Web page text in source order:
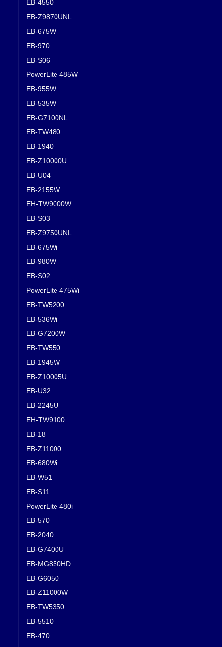
EB-4550
EB-Z9870UNL
EB-675W
EB-970
EB-S06
PowerLite 485W
EB-955W
EB-535W
EB-G7100NL
EB-TW480
EB-1940
EB-Z10000U
EB-U04
EB-2155W
EH-TW9000W
EB-S03
EB-Z9750UNL
EB-675Wi
EB-980W
EB-S02
PowerLite 475Wi
EB-TW5200
EB-536Wi
EB-G7200W
EB-TW550
EB-1945W
EB-Z10005U
EB-U32
EB-2245U
EH-TW9100
EB-18
EB-Z11000
EB-680Wi
EB-W51
EB-S11
PowerLite 480i
EB-570
EB-2040
EB-G7400U
EB-MG850HD
EB-G6050
EB-Z11000W
EB-TW5350
EB-5510
EB-470